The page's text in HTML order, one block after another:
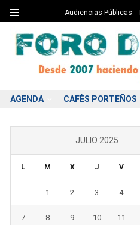
Audiencias Públicas
AGENDA CAFÈS PORTEÑOS
JULIO 2025
L M X J V
1 2 3 4
7 8 9 10 11